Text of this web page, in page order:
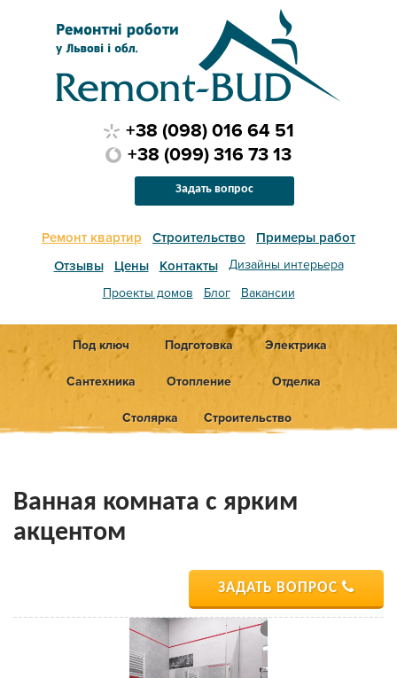
Ремонт квартир Строительство
Примеры работ
Отзывы
Цены Контакты
Дизайны интерьера
Проекты домов
Блог Вакансии
+38 (098) 016 64 51
+38 (099) 316 73 13
Задать вопрос
Под ключ Подготовка Электрика
Сантехника Отопление Отделка
Столярка Строительство
Ванная комната с ярким
акцентом
ЗАДАТЬ ВОПРОС